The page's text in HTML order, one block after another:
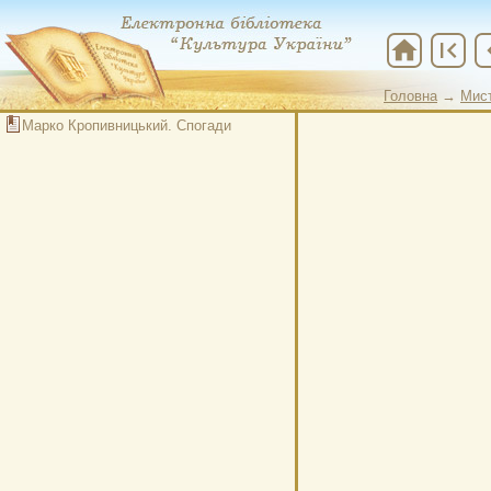
Головна →
home first_page
Марко Кропивницький. Спогади